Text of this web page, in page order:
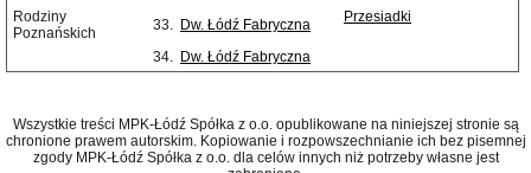
Rodziny
Poznańskich
33. Dw. Łódź Fabryczna Przesiadki
34. Dw. Łódź Fabryczna
Wszystkie treści MPK-Łódź Spółka z o.o. opublikowane na niniejszej stronie są
chronione prawem autorskim. Kopiowanie i rozpowszechnianie ich bez pisemnej
zgody MPK-Łódź Spółka z o.o. dla celów innych niż potrzeby własne jest